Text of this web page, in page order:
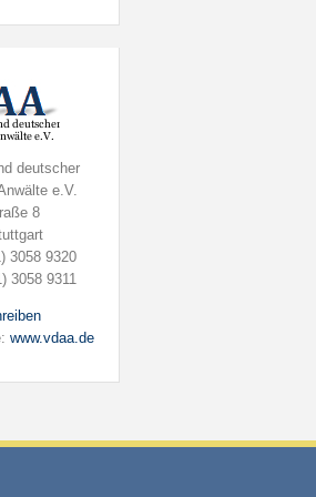
deutscher
e.V.
8
3058 9320
3058 9311
www.vdaa.de